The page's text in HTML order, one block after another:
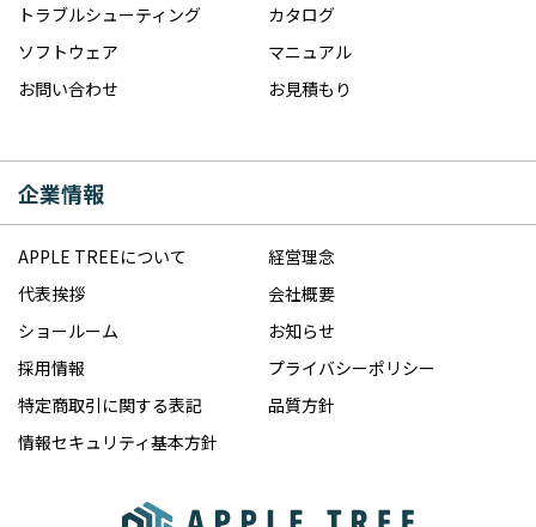
トラブルシューティング
カタログ
ソフトウェア
マニュアル
お問い合わせ
お見積もり
企業情報
APPLE TREEについて
経営理念
代表挨拶
会社概要
ショールーム
お知らせ
採用情報
プライバシーポリシー
特定商取引に関する表記
品質方針
情報セキュリティ基本方針